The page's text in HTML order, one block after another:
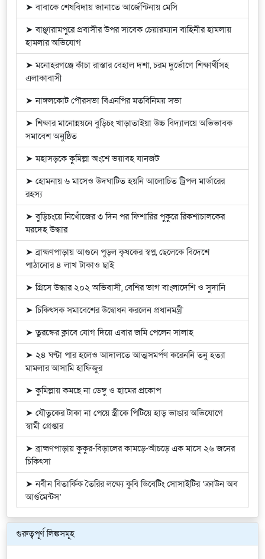
➤ বাবাকে শেষবিদায় জানাতে আর্জেন্টিনায় মেসি
➤ বাঞ্ছারামপুরে প্রবাসীর উপর সাবেক চেয়ারম্যান বাহিনীর হামলায়
হামলার অভিযোগ
➤ মনোহরগঞ্জে কাঁচা রাস্তার বেহাল দশা, চরম দুর্ভোগে শিক্ষার্থীসহ
এলাকাবাসী
➤ নাঙ্গলকোট পৌরসভা বিএনপির মতবিনিময় সভা
➤ শিক্ষার মানোন্নয়নে বুড়িচং খাড়াতাইয়া উচ্চ বিদ্যালয়ে অভিভাবক
সমাবেশ অনুষ্ঠিত
➤ মহাসড়কে কুমিল্লা অংশে ভয়াবহ যানজট
➤ হোমনায় ৬ মাসেও উদঘাটিত হয়নি আলোচিত ট্রিপল মার্ডারের
রহস্য
➤ বুড়িচংয়ে নিখোঁজের ৩ দিন পর ফিশারির পুকুরে রিকশাচালকের
মরদেহ উদ্ধার
➤ ব্রাহ্মণপাড়ায় আগুনে পুড়ল কৃষকের স্বপ্ন, ছেলেকে বিদেশে
পাঠানোর ৪ লাখ টাকাও ছাই
➤ গ্রিসে উদ্ধার ২০২ অভিবাসী, বেশির ভাগ বাংলাদেশি ও সুদানি
➤ চিকিৎসক সমাবেশের উদ্বোধন করলেন প্রধানমন্ত্রী
➤ তুরস্কের ক্লাবে যোগ দিয়ে এবার জমি পেলেন সালাহ
➤ ২৪ ঘণ্টা পার হলেও আদালতে আত্মসমর্পণ করেননি তনু হত্যা
মামলার আসামি হাফিজুর
➤ কুমিল্লায় কমছে না ডেঙ্গু ও হামের প্রকোপ
➤ যৌতুকের টাকা না পেয়ে স্ত্রীকে পিটিয়ে হাড় ভাঙার অভিযোগে
স্বামী গ্রেপ্তার
➤ ব্রাহ্মণপাড়ায় কুকুর-বিড়ালের কামড়ে-আঁচড়ে এক মাসে ২৬ জনের
চিকিৎসা
➤ নবীন বিতার্কিক তৈরির লক্ষ্যে কুবি ডিবেটিং সোসাইটির ‘ক্রাউন অব
আর্গুমেন্টস’
গুরুত্বপূর্ণ লিঙ্কসমূহ